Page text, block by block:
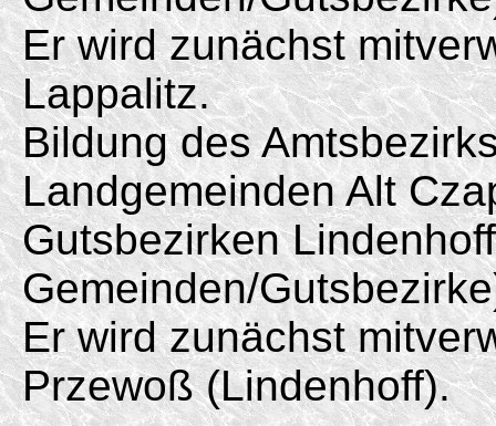
Er wird zunächst
Lappalitz.
Bildung des
Landgemeinden Alt
Gutsbezirken
Gemeinden/
Er wird zunächst
Przewoß (Lindenhoff).